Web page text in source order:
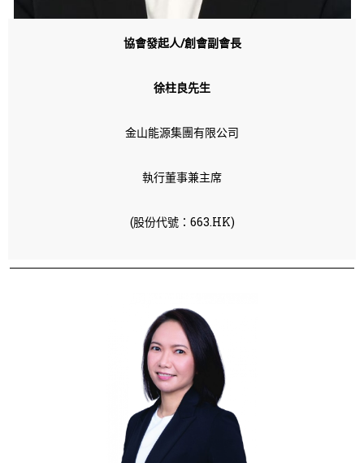
協會發起人/創會副會長
徐柱良先生
金山能源集團有限公司
執行董事兼主席
(股份代號：663.HK)